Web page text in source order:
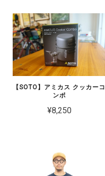
【SOTO】アミカス クッカーコ
ンボ
¥8,250